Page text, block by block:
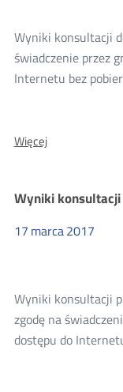
Wyniki konsultacji
świadczenie przez
Internetu bez
WięcejO:
decyzji
gminy
Chełm
Wyniki
17 marca2017
Wyniki konsultacji
zgodę na
dostępu do